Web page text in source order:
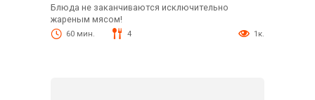
Блюда не заканчиваются исключительно
жареным мясом!
60 мин. 4 1к.